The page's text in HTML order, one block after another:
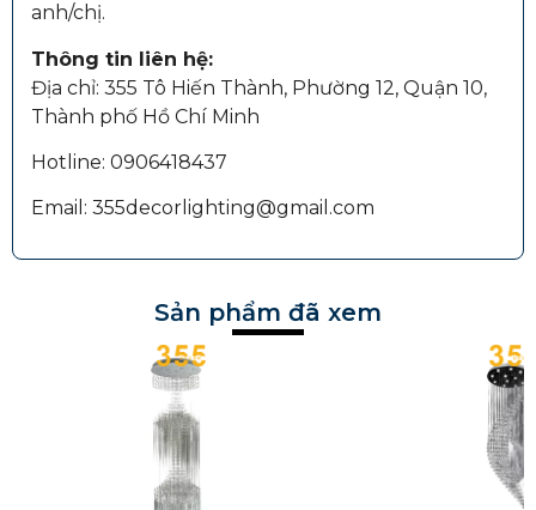
anh/chị.
Thông tin liên hệ:
Địa chỉ: 355 Tô Hiến Thành, Phường 12, Quận 10,
Thành phố Hồ Chí Minh
Hotline: 0906418437
Email: 355decorlighting@gmail.com
Sản phẩm đã xem